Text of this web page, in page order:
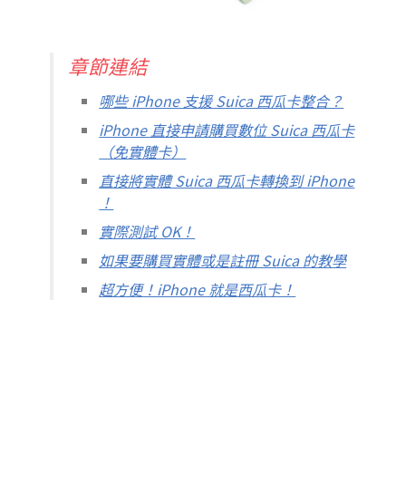
章節連結
哪些 iPhone 支援 Suica 西瓜卡整合？
iPhone 直接申請購買數位 Suica 西瓜卡
（免實體卡）
直接將實體 Suica 西瓜卡轉換到 iPhone
！
實際測試 OK！
如果要購買實體或是註冊 Suica 的教學
超方便！iPhone 就是西瓜卡！